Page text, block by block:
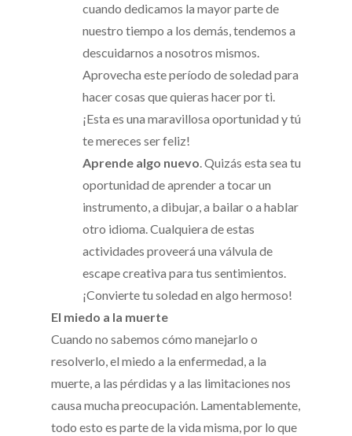
cuando dedicamos la mayor parte de
nuestro tiempo a los demás, tendemos a
descuidarnos a nosotros mismos.
Aprovecha este período de soledad para
hacer cosas que quieras hacer por ti.
¡Esta es una maravillosa oportunidad y tú
te mereces ser feliz!
Aprende algo nuevo. Quizás esta sea tu
oportunidad de aprender a tocar un
instrumento, a dibujar, a bailar o a hablar
otro idioma. Cualquiera de estas
actividades proveerá una válvula de
escape creativa para tus sentimientos.
¡Convierte tu soledad en algo hermoso!
El miedo a la muerte
Cuando no sabemos cómo manejarlo o
resolverlo, el miedo a la enfermedad, a la
muerte, a las pérdidas y a las limitaciones nos
causa mucha preocupación. Lamentablemente,
todo esto es parte de la vida misma, por lo que